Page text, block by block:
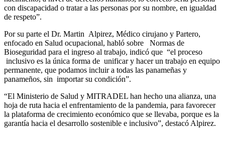
con discapacidad o tratar a las personas por su nombre, en igualdad
de respeto”.
Por su parte el Dr. Martin Alpirez, Médico cirujano y Partero,
enfocado en Salud ocupacional, habló sobre Normas de
Bioseguridad para el ingreso al trabajo, indicó que “el proceso
inclusivo es la única forma de unificar y hacer un trabajo en equipo
permanente, que podamos incluir a todas las panameñas y
panameños, sin importar su condición”.
“El Ministerio de Salud y MITRADEL han hecho una alianza, una
hoja de ruta hacia el enfrentamiento de la pandemia, para favorecer
la plataforma de crecimiento económico que se llevaba, porque es la
garantía hacia el desarrollo sostenible e inclusivo”, destacó Alpirez.